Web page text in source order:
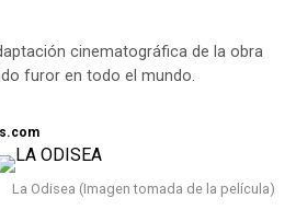
Parte 2 (primera parte) — 5
Walter: Temporada 3 — 6 de
cinematográfica de la obra
furor en todo el mundo.
La Odisea (Imagen tomada de la película)